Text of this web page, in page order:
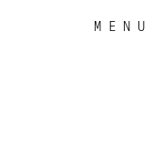
M E N U